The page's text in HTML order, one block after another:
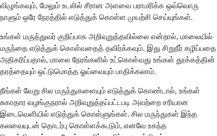
விழுங்கவும், மேலும் உடலில் சீரான அளவை பராமரிக்க ஒவ்வொரு
நாளும் ஒரே நேரத்தில் எடுத்துக் கொள்ள முயற்சி செய்யுங்கள்.
உங்கள் மருத்துவர் குறிப்பாக அறிவுறுத்தவில்லை என்றால், மாலையில்
மருந்தை எடுத்துக் கொள்வதைத் தவிர்க்கவும். இது சிறுநீர் கழிப்பதை
அதிகரிப்பதால், மாலை நேரங்களில் உட்கொள்வது உங்கள் தூக்கத்தின்
தரத்தையும் ஒட்டுமொத்த ஓய்வையும் பாதிக்கலாம்.
நீங்கள் வேறு சில மருந்துகளையும் எடுத்துக் கொண்டால், உங்கள்
சுகாதார வழங்குநரால் அறிவுறுத்தப்பட்டபடி அவற்றை சரியான
இடைவெளியில் எடுத்துக் கொள்ளுங்கள். சில மருந்துகள் இந்த
கலவையுடன் தொடர்பு கொள்ளக்கூடும், எனவே உகந்த